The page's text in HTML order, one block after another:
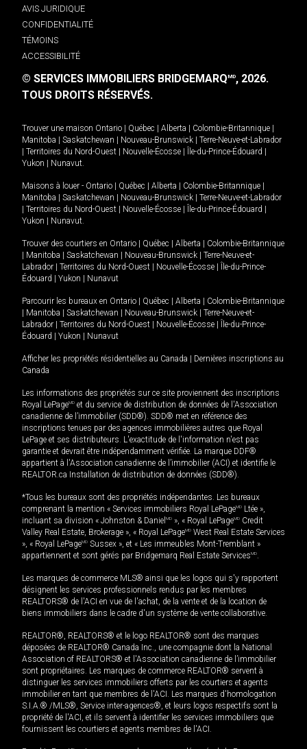
AVIS JURIDIQUE
CONFIDENTIALITÉ
TÉMOINS
ACCESSIBILITÉ
© SERVICES IMMOBILIERS BRIDGEMARQMD, 2026.
TOUS DROITS RÉSERVÉS.
Trouver une maison Ontario Québec Alberta Colombie-Britannique
Manitoba
Saskatchewan Nouveau-Brunswick
Terre-Neuve-et-Labrador
Territoires du Nord-Ouest Nouvelle-Écosse Île-du-Prince-Édouard
Yukon
Nunavut.
Maisons à louer - Ontario Québec Alberta Colombie-Britannique
Manitoba
Saskatchewan Nouveau-Brunswick
Terre-Neuve-et-Labrador
Territoires du Nord-Ouest Nouvelle-Écosse Île-du-Prince-Édouard
Yukon
Nunavut.
Trouver des courtiers en Ontario Québec Alberta
Colombie-Britannique
Manitoba Saskatchewan Nouveau-Brunswick
Terre-Neuve-et-
Labrador
Territoires du Nord-Ouest Nouvelle-Écosse
Île-du-Prince-
Édouard
Yukon Nunavut
Parcourir les bureaux en Ontario Québec Alberta
Colombie-Britannique
Manitoba Saskatchewan Nouveau-Brunswick
Terre-Neuve-et-
Labrador
Territoires du Nord-Ouest Nouvelle-Écosse
Île-du-Prince-
Édouard
Yukon Nunavut
Afficher les propriétés résidentielles au Canada
Dernières inscriptions au
Canada
Les informations des propriétés sur ce site proviennent des inscriptions
Royal LePageMD et du service de distribution de données de l'Association
canadienne de l’immobilier (SDD®). SDD® met en référence des
inscriptions tenues par des agences immobilières autres que Royal
LePage et ses distributeurs. L'exactitude de l'information n'est pas
garantie et devrait être indépendamment vérifiée. La marque DDF®
appartient à l'Association canadienne de l’immobilier (ACI) et identifie le
REALTOR.ca Installation de distribution de données (SDD®).
*Tous les bureaux sont des propriétés indépendantes. Les bureaux
comprenant la mention « Services immobiliers Royal LePageMD Ltée »,
incluant sa division « Johnston & Daniel MD », « Royal LePageMD Credit
Valley Real Estate, Brokerage », « Royal LePageMD West Real Estate Services
», « Royal LePageMD Sussex », et « Les immeubles Mont-Tremblant »
appartiennent et sont gérés par Bridgemarq Real Estate ServicesMD.
Les marques de commerce MLS® ainsi que les logos qui s'y rapportent
désignent les services professionnels rendus par les membres
REALTORS® de l'ACI en vue de l'achat, de la vente et de la location de
biens immobiliers dans le cadre d'un système de vente collaborative.
REALTOR®, REALTORS® et le logo REALTOR® sont des marques
déposées de REALTOR® Canada Inc., une compagnie dont la National
Association of REALTORS® et l'Association canadienne de l’immobilier
sont propriétaires. Les marques de commerce REALTOR® servent à
distinguer les services immobiliers offerts par les courtiers et agents
immobilier en tant que membres de l'ACI. Les marques d'homologation
S.I.A.® /MLS®, Service inter-agences®, et leurs logos respectifs sont la
propriété de l'ACI, et ils servent à identifier les services immobiliers que
fournissent les courtiers et agents membres de l'ACI.